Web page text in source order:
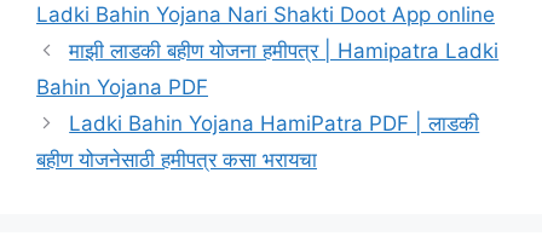
Ladki Bahin Yojana Nari Shakti Doot App online
माझी लाडकी बहीण योजना हमीपत्र | Hamipatra Ladki
Bahin Yojana PDF
Ladki Bahin Yojana HamiPatra PDF | लाडकी
बहीण योजनेसाठी हमीपत्र कसा भरायचा